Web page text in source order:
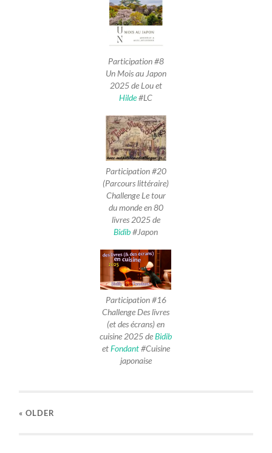
Participation #8
Un Mois au Japon
2025 de Lou et
Hilde#LC
Participation #20
(Parcours littéraire)
Challenge Le tour
du monde en 80
livres 2025 de
Bidib#Japon
Participation #16
Challenge Des livres
(et des écrans) en
cuisine 2025 deBidib
etFondant#Cuisine
japonaise
« OLDER